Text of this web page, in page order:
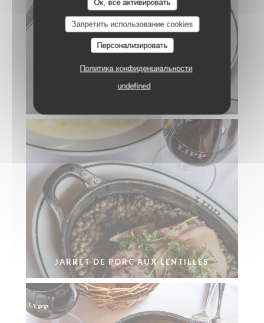
Ок, все активировать
Запретить использование cookies
Персонализировать
Политика конфиденциальности
undefined
JARRET DE PORC AUX LENTILLES